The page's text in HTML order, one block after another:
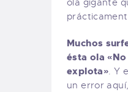
ola gigante
Muchos
ésta ola
explota». Y
un error